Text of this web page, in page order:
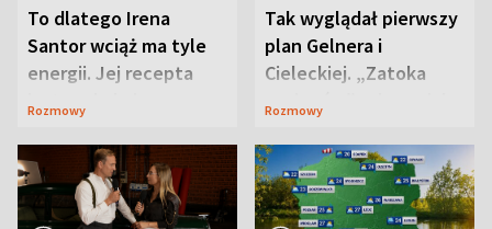
To dlatego Irena
Santor wciąż ma tyle
energii. Jej recepta
jest zaskakująco
Rozmowy
Tak wyglądał pierwszy
plan Gelnera i
Cieleckiej. „Zatoka
szpiegów” od razu ich
Rozmowy